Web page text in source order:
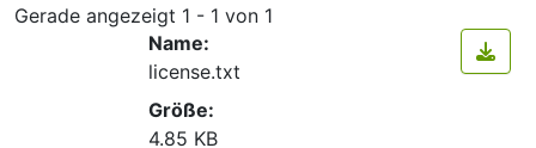
Gerade angezeigt 1 - 1 von 1
Name:
license.txt
Größe:
4.85 KB